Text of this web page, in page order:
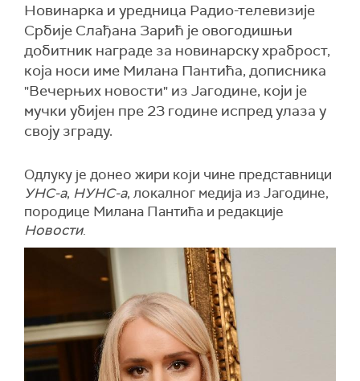
Новинарка и уредница Радио-телевизије
Србије Слађана Зарић је овогодишњи
добитник награде за новинарску храброст,
која носи име Милана Пантића, дописника
"Вечерњих новости" из Јагодине, који је
мучки убијен пре 23 године испред улаза у
своју зграду.
Одлуку је донео жири који чине представници
УНС-а, НУНС-а, локалног медија из Јагодине,
породице Милана Пантића и редакције
Новости.